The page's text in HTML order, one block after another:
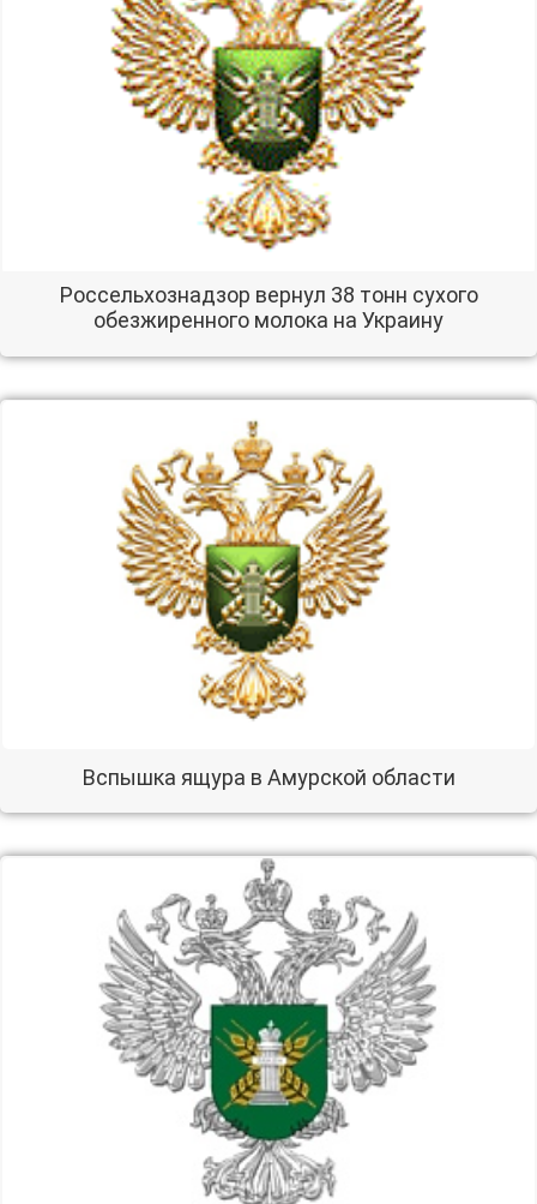
Россельхознадзор вернул 38 тонн сухого
обезжиренного молока на Украину
Вспышка ящура в Амурской области